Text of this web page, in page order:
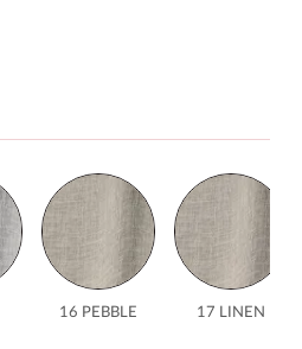
16 PEBBLE 17 LINEN